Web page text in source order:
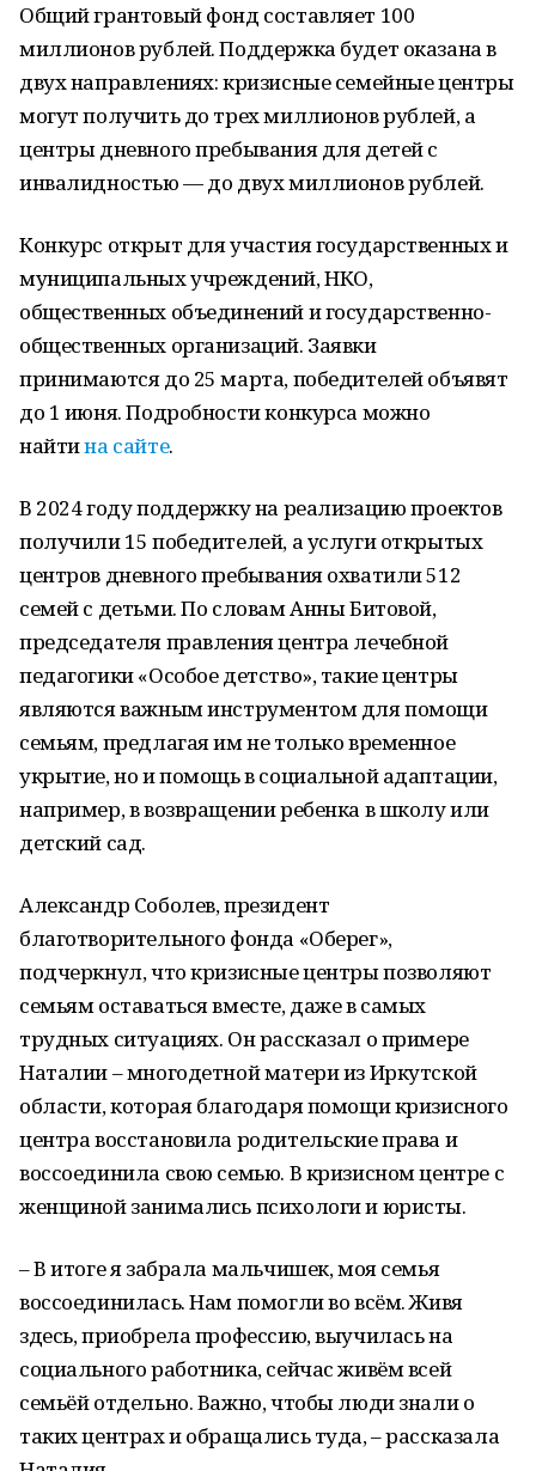
Общий грантовый фонд составляет 100
миллионов рублей. Поддержка будет оказана в
двух направлениях: кризисные семейные центры
могут получить до трех миллионов рублей, а
центры дневного пребывания для детей с
инвалидностью — до двух миллионов рублей.
Конкурс открыт для участия государственных и
муниципальных учреждений, НКО,
общественных объединений и государственно-
общественных организаций. Заявки
принимаются до 25 марта, победителей объявят
до 1 июня. Подробности конкурса можно
найтина сайте.
В 2024 году поддержку на реализацию проектов
получили 15 победителей, а услуги открытых
центров дневного пребывания охватили 512
семей с детьми. По словам Анны Битовой,
председателя правления центра лечебной
педагогики «Особое детство», такие центры
являются важным инструментом для помощи
семьям, предлагая им не только временное
укрытие, но и помощь в социальной адаптации,
например, в возвращении ребенка в школу или
детский сад.
Александр Соболев, президент
благотворительного фонда «Оберег»,
подчеркнул, что кризисные центры позволяют
семьям оставаться вместе, даже в самых
трудных ситуациях. Он рассказал о примере
Наталии – многодетной матери из Иркутской
области, которая благодаря помощи кризисного
центра восстановила родительские права и
воссоединила свою семью. В кризисном центре с
женщиной занимались психологи и юристы.
– В итоге я забрала мальчишек, моя семья
воссоединилась. Нам помогли во всём. Живя
здесь, приобрела профессию, выучилась на
социального работника, сейчас живём всей
семьёй отдельно. Важно, чтобы люди знали о
таких центрах и обращались туда, – рассказала